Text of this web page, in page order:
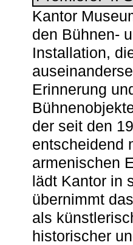
Kantor
den Bühnen-
Installation,
Erinnerung
der seit den
entscheidend
armenischen
lädt Kantor in
übernimmt
als
historischer